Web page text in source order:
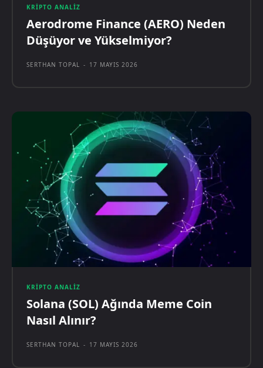
KRIPTO ANALIZ
Aerodrome Finance (AERO) Neden
Düşüyor ve Yükselmiyor?
SERTHAN TOPAL - 17 MAYIS 2026
KRIPTO ANALIZ
Solana (SOL) Ağında Meme Coin
Nasıl Alınır?
SERTHAN TOPAL - 17 MAYIS 2026